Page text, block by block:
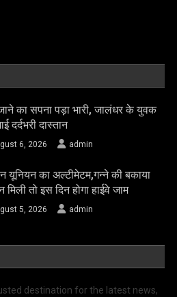
का सपना पड़ा भारी, जालंधर के युवक
दर्दभरी दास्तान
6, 2026 admin
यूनियन का अल्टीमेटम,गन्ने की बकाया
मिली तो इस दिन होगा हाईवे जाम
5, 2026 admin
destination for the latest news,